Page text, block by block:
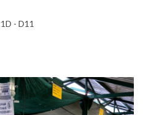
- D11